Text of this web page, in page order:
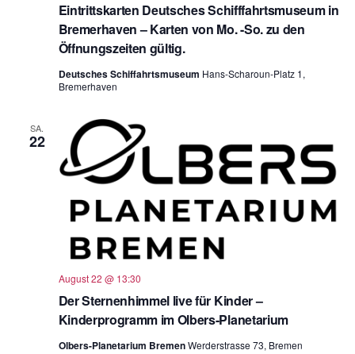
Eintrittskarten Deutsches Schifffahrtsmuseum in
Bremerhaven – Karten von Mo. -So. zu den
Öffnungszeiten gültig.
Deutsches Schiffahrtsmuseum Hans-Scharoun-Platz 1,
Bremerhaven
SA.
22
Der Sternenhimmel live für Kinder –
Kinderprogramm im Olbers-Planetarium
August 22 @ 13:30
Olbers-Planetarium BremenWerderstrasse 73, Bremen